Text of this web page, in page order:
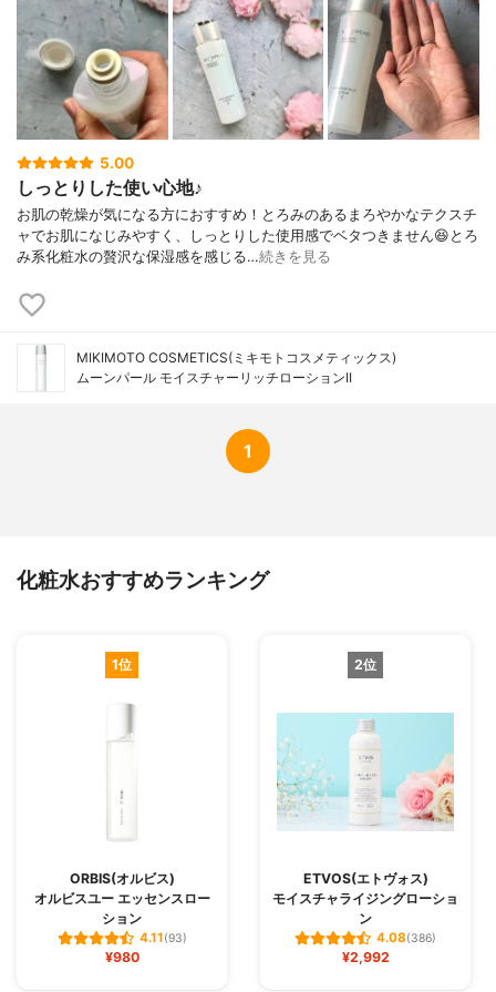
キサンタンガム、トコフェロール、リン酸
２Ｎａ、リン酸Ｋ、フェノキシエタノール
5.00
しっとりした使い心地♪
お肌の乾燥が気になる方におすすめ！とろみのあるまろやかなテクスチ
ャでお肌になじみやすく、しっとりした使用感でベタつきません😆とろ
み系化粧水の贅沢な保湿感を感じる…続きを見る
MIKIMOTO COSMETICS(ミキモトコスメティックス)
ムーンパール モイスチャーリッチローションII
1
化粧水おすすめランキング
1位
ORBIS(オルビス)
オルビスユー エッセンスロー
ション
4.11(93)
¥980
2位
ETVOS(エトヴォス)
モイスチャライジングローショ
ン
4.08(386)
¥2,992